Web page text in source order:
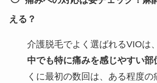
える？
介護脱毛でよく選ばれるVIOは、
中でも特に痛みを感じやすい部
くに最初の数回は、ある程度の